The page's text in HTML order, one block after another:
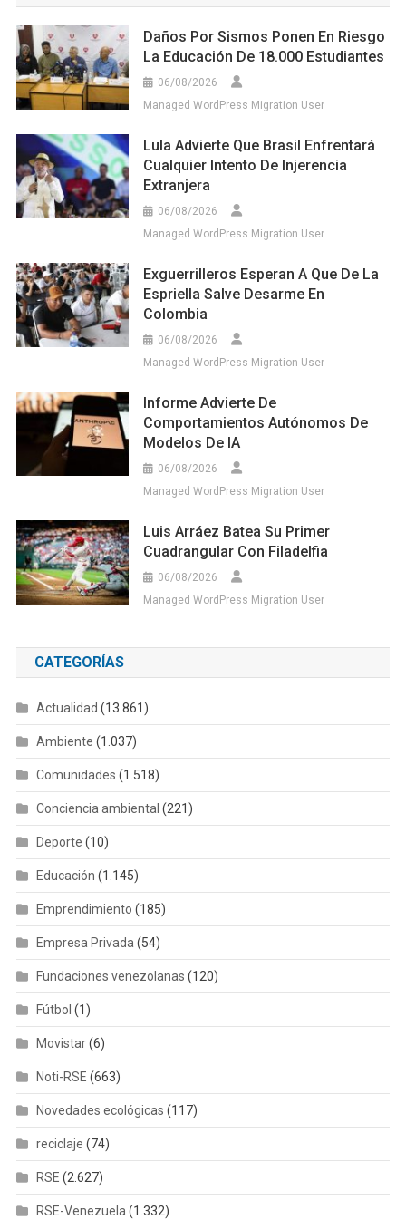
Daños Por Sismos Ponen En Riesgo
La Educación De 18.000 Estudiantes
06/08/2026
Managed WordPress Migration User
Lula Advierte Que Brasil Enfrentará
Cualquier Intento De Injerencia
Extranjera
06/08/2026
Managed WordPress Migration User
Exguerrilleros Esperan A Que De La
Espriella Salve Desarme En
Colombia
06/08/2026
Managed WordPress Migration User
Informe Advierte De
Comportamientos Autónomos De
Modelos De IA
06/08/2026
Managed WordPress Migration User
Luis Arráez Batea Su Primer
Cuadrangular Con Filadelfia
06/08/2026
Managed WordPress Migration User
CATEGORÍAS
Actualidad (13.861)
Ambiente (1.037)
Comunidades (1.518)
Conciencia ambiental (221)
Deporte (10)
Educación (1.145)
Emprendimiento (185)
Empresa Privada(54)
Fundaciones venezolanas (120)
Fútbol (1)
Movistar(6)
Noti-RSE (663)
Novedades ecológicas (117)
reciclaje (74)
RSE (2.627)
RSE-Venezuela(1.332)